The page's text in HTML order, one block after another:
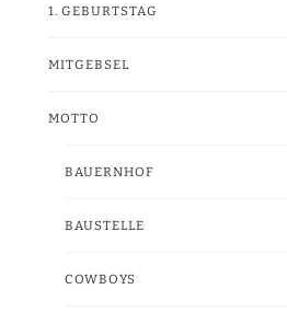
1. GEBURTSTAG
MITGEBSEL
MOTTO
BAUERNHOF
BAUSTELLE
COWBOYS